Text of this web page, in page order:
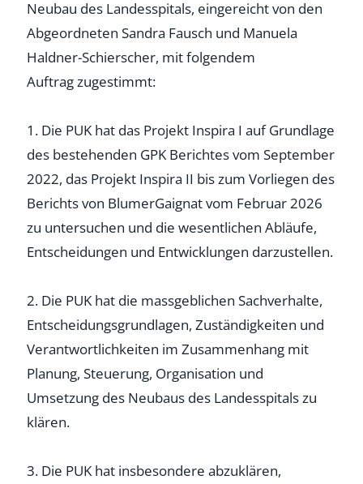
Neubau des Landesspitals, eingereicht von den
Abgeordneten Sandra Fausch und Manuela
Haldner-Schierscher, mit folgendem
Auftrag zugestimmt:
1. Die PUK hat das Projekt Inspira I auf Grundlage
des bestehenden GPK Berichtes vom September
2022, das Projekt Inspira II bis zum Vorliegen des
Berichts von BlumerGaignat vom Februar 2026
zu untersuchen und die wesentlichen Abläufe,
Entscheidungen und Entwicklungen darzustellen.
2. Die PUK hat die massgeblichen Sachverhalte,
Entscheidungsgrundlagen, Zuständigkeiten und
Verantwortlichkeiten im Zusammenhang mit
Planung, Steuerung, Organisation und
Umsetzung des Neubaus des Landesspitals zu
klären.
3. Die PUK hat insbesondere abzuklären,